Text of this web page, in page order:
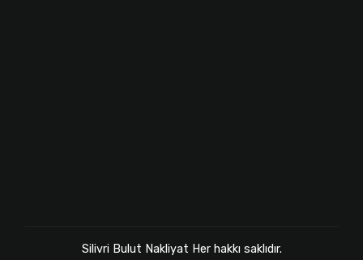
Silivri Bulut Nakliyat Her hakkı saklıdır.